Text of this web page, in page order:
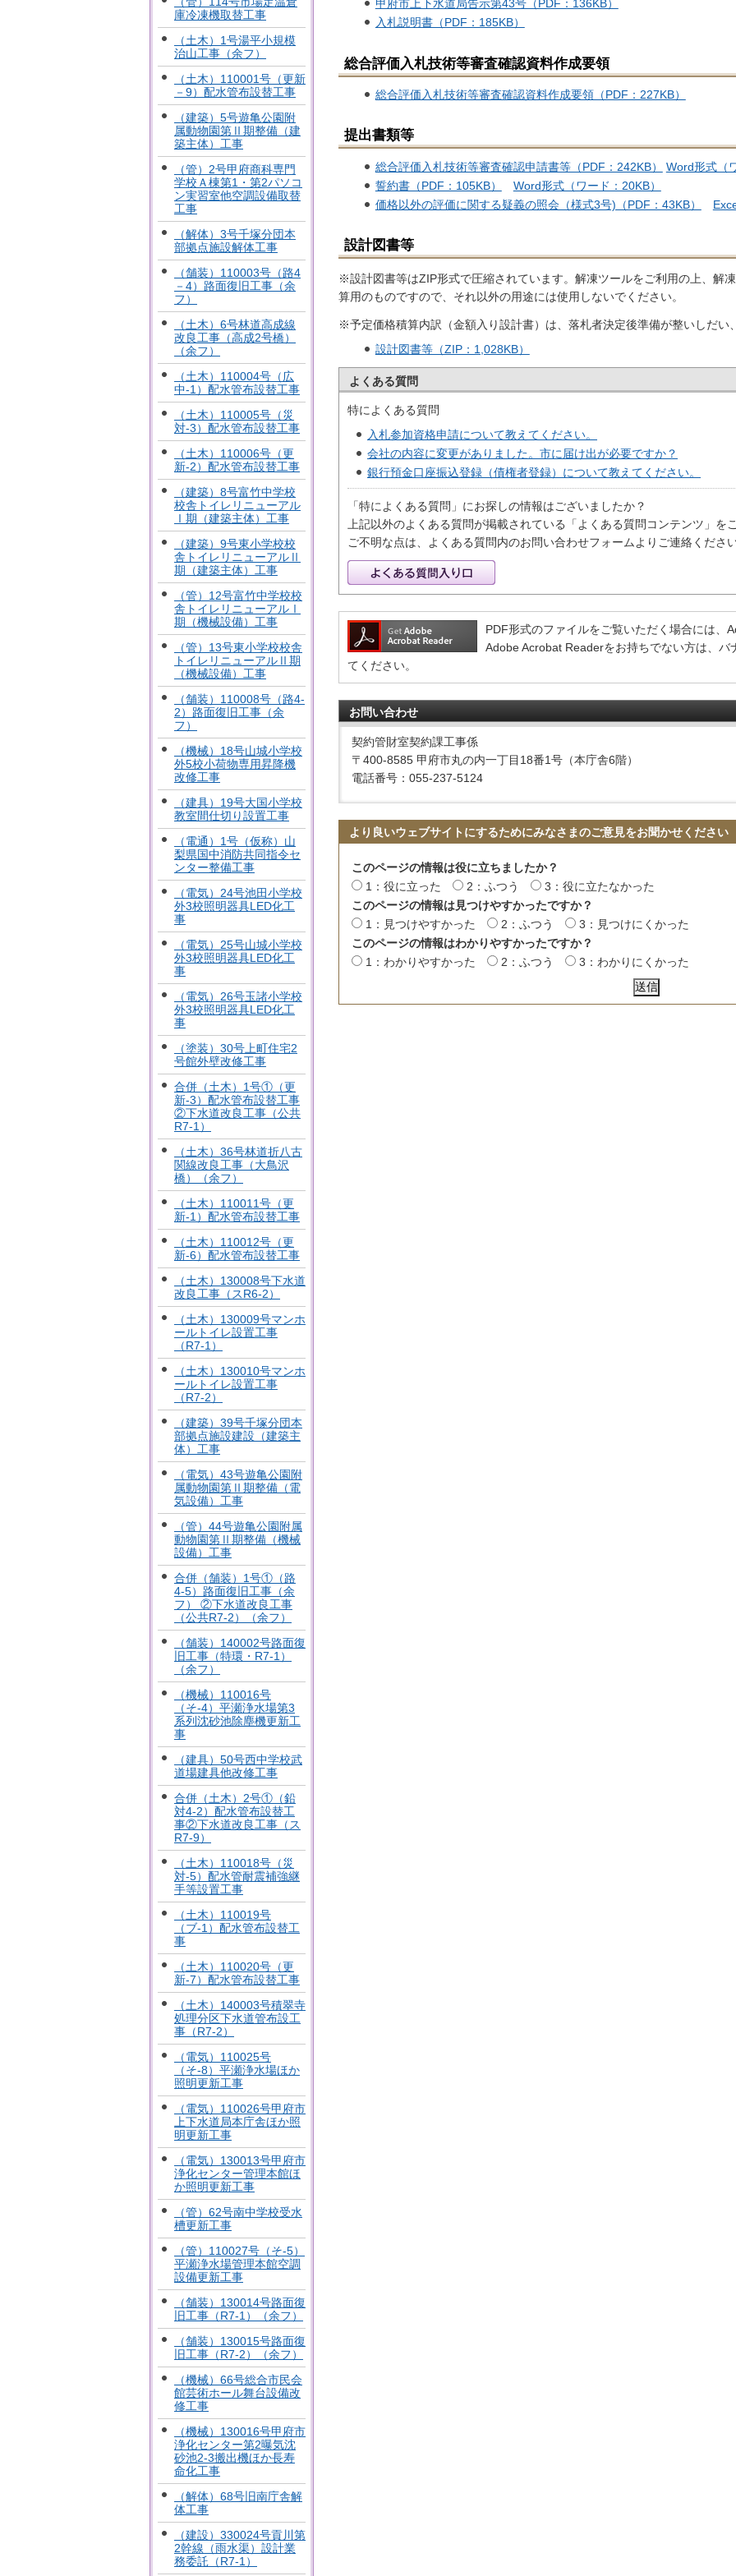
庫冷凍機取替工事
（土木）1号湯平小規模
治山工事（余フ）
（土木）110001号（更新
－9）配水管布設替工事
（建築）5号遊亀公園附
属動物園第Ⅱ期整備（建
築主体）工事
（管）2号甲府商科専門
学校Ａ棟第1・第2パソコ
ン実習室他空調設備取替
工事
（解体）3号千塚分団本
部拠点施設解体工事
（舗装）110003号（路4
－4）路面復旧工事（余
フ）
（土木）6号林道高成線
改良工事（高成2号橋）
（余フ）
（土木）110004号（広
中-1）配水管布設替工事
（土木）110005号（災
対-3）配水管布設替工事
（土木）110006号（更
新-2）配水管布設替工事
（建築）8号富竹中学校
校舎トイレリニューアル
Ⅰ期（建築主体）工事
（建築）9号東小学校校
舎トイレリニューアルⅡ
期（建築主体）工事
（管）12号富竹中学校校
舎トイレリニューアルⅠ
期（機械設備）工事
（管）13号東小学校校舎
トイレリニューアルⅡ期
（機械設備）工事
（舗装）110008号（路4-
2）路面復旧工事（余
フ）
（機械）18号山城小学校
外5校小荷物専用昇降機
改修工事
（建具）19号大国小学校
教室間仕切り設置工事
（電通）1号（仮称）山
梨県国中消防共同指令セ
ンター整備工事
（電気）24号池田小学校
外3校照明器具LED化工
事
（電気）25号山城小学校
外3校照明器具LED化工
事
（電気）26号玉諸小学校
外3校照明器具LED化工
事
（塗装）30号上町住宅2
号館外壁改修工事
合併（土木）1号①（更
新-3）配水管布設替工事
②下水道改良工事（公共
R7-1）
（土木）36号林道折八古
関線改良工事（大鳥沢
橋）（余フ）
（土木）110011号（更
新-1）配水管布設替工事
（土木）110012号（更
新-6）配水管布設替工事
（土木）130008号下水道
改良工事（スR6-2）
（土木）130009号マンホ
ールトイレ設置工事
（R7-1）
（土木）130010号マンホ
ールトイレ設置工事
（R7-2）
（建築）39号千塚分団本
部拠点施設建設（建築主
体）工事
（電気）43号遊亀公園附
属動物園第Ⅱ期整備（電
気設備）工事
（管）44号遊亀公園附属
動物園第Ⅱ期整備（機械
設備）工事
合併（舗装）1号①（路
4-5）路面復旧工事（余
フ） ②下水道改良工事
（公共R7-2）（余フ）
（舗装）140002号路面復
旧工事（特環・R7-1）
（余フ）
（機械）110016号
（そ-4）平瀬浄水場第3
系列沈砂池除塵機更新工
事
（建具）50号西中学校武
道場建具他改修工事
合併（土木）2号①（鉛
対4-2）配水管布設替工
事②下水道改良工事（ス
R7-9）
（土木）110018号（災
対-5）配水管耐震補強継
手等設置工事
（土木）110019号
（ブ-1）配水管布設替工
事
（土木）110020号（更
新-7）配水管布設替工事
（土木）140003号積翠寺
処理分区下水道管布設工
事（R7-2）
（電気）110025号
（そ-8）平瀬浄水場ほか
照明更新工事
（電気）110026号甲府市
上下水道局本庁舎ほか照
明更新工事
（電気）130013号甲府市
浄化センター管理本館ほ
か照明更新工事
（管）62号南中学校受水
槽更新工事
（管）110027号（そ-5）
平瀬浄水場管理本館空調
設備更新工事
（舗装）130014号路面復
旧工事（R7-1）（余フ）
（舗装）130015号路面復
旧工事（R7-2）（余フ）
（機械）66号総合市民会
館芸術ホール舞台設備改
修工事
（機械）130016号甲府市
浄化センター第2曝気沈
砂池2-3搬出機ほか長寿
命化工事
（解体）68号旧南庁舎解
体工事
（建設）330024号貢川第
2幹線（雨水渠）設計業
務委託（R7-1）
甲府市上下水道局告示第43号（PDF：136KB）
入札説明書（PDF：185KB）
総合評価入札技術等審査確認資料作成要領
総合評価入札技術等審査確認資料作成要領（PDF：227KB）
提出書類等
総合評価入札技術等審査確認申請書等（PDF：242KB）
Word形式（
誓約書（PDF：105KB）
Word形式（ワード：20KB）
価格以外の評価に関する疑義の照会（様式3号)（PDF：43KB）
設計図書等
※設計図書等はZIP形式で圧縮されています。解凍ツールをご利用の上、解
算用のものですので、それ以外の用途には使用しないでください。
※予定価格積算内訳（金額入り設計書）は、落札者決定後準備が整いしだい
設計図書等（ZIP：1,028KB）
よくある質問
特によくある質問
入札参加資格申請について教えてください。
会社の内容に変更がありました。市に届け出が必要ですか？
銀行預金口座振込登録（債権者登録）について教えてください。
「特によくある質問」にお探しの情報はございましたか？
上記以外のよくある質問が掲載されている「よくある質問コンテンツ」を
ご不明な点は、よくある質問内のお問い合わせフォームよりご連絡くださ
PDF形式のファイルをご覧いただく場合には、
Adobe Acrobat Readerをお持ちでない方は、
てください。
お問い合わせ
契約管財室契約課工事係
〒400-8585 甲府市丸の内一丁目18番1号（本庁舎6階）
電話番号：055-237-5124
より良いウェブサイトにするためにみなさまのご意見をお聞かせください
このページの情報は役に立ちましたか？
1：役に立った
2：ふつう
3：役に立たなかった
このページの情報は見つけやすかったですか？
1：見つけやすかった
2：ふつう
3：見つけにくかった
このページの情報はわかりやすかったですか？
1：わかりやすかった
2：ふつう 3：わかりにくかった